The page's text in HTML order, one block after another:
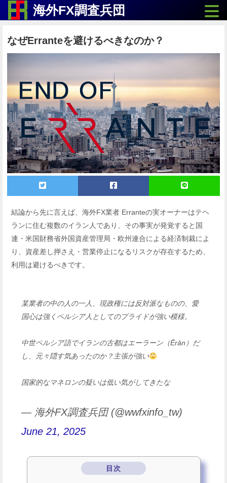
海外FX調査兵団
なぜErranteを避けるべきなのか？
結論から先に言えば、海外FX業者 Erranteの実オーナーはテヘ
ランに住む複数のイラン人であり、その事実が発覚すると国
連・米国財務省外国資産管理局・欧州連合による経済制裁によ
り、資産差し押さえ・営業停止になるリスクが存在するため、
利用は避けるべきです。
某業者の中の人の一人、現政権には反対派なものの、愛
国心は強くペルシア人としてのプライドが強い模様。
中世ペルシア語でイランの古都はエーラーン（Ērān）だ
し、元々隠す気あったのか？主張が強い
国家的なマネロンの疑いは低い気がしてきたな
— 海外FX調査兵団 (@wwfxinfo_tw)
June 21, 2025
目次